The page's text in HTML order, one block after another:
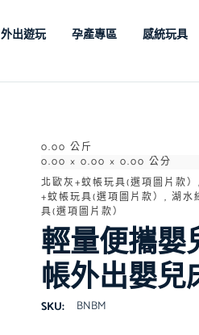
外出遊玩 孕產專區 感統玩具
0.00 公斤
0.00 × 0.00 × 0.00 公分
北歐灰+蚊帳玩具(選項圖片款
+蚊帳玩具(選項圖片款）, 湖
具(選項圖片款）
輕量便攜嬰
帳外出嬰兒
SKU: BNBM